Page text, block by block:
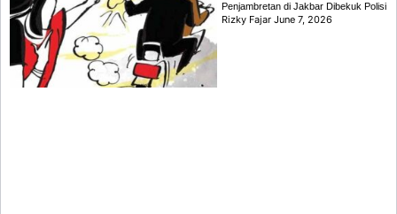
Penjambretan di Jakbar Dibekuk Polisi
Rizky FajarJune 7, 2026